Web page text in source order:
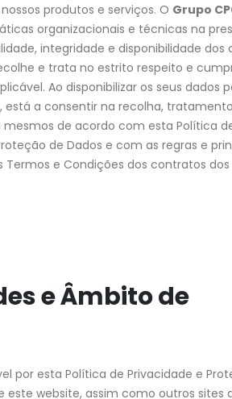
produtos e serviços. O Grupo
organizacionais e técnicas na
integridade e disponibilidade dos
e trata no estrito respeito e
Ao disponibilizar os seus dados
, está a consentir na recolha,
mesmos de acordo com esta Política
de Dados e com as regras e
Termos e Condições dos contratos dos
e Âmbito de
por esta Política de Privacidade e
este website, assim como outros sites